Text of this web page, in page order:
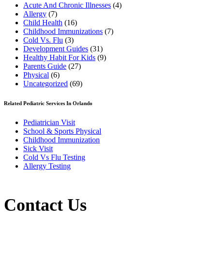
Acute And Chronic Illnesses (4)
Allergy (7)
Child Health (16)
Childhood Immunizations (7)
Cold Vs. Flu (3)
Development Guides (31)
Healthy Habit For Kids (9)
Parents Guide (27)
Physical (6)
Uncategorized (69)
Related Pediatric Services In Orlando
Pediatrician Visit
School & Sports Physical
Childhood Immunization
Sick Visit
Cold Vs Flu Testing
Allergy Testing
Contact Us